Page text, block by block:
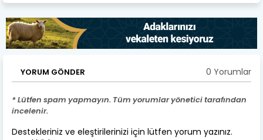
YORUM GÖNDER 0 Yorumlar
* Lütfen spam yapmayın. Tüm yorumlar yönetici tarafından
incelenir.
Destekleriniz ve eleştirilerinizi için lütfen yorum yazınız.